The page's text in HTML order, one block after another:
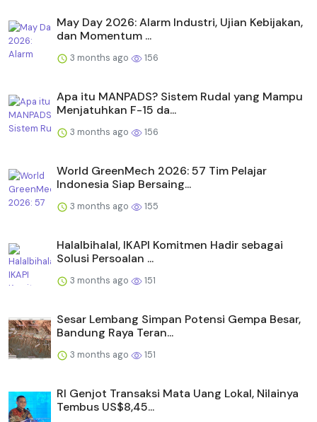
May Day 2026: Alarm Industri, Ujian Kebijakan,
dan Momentum ...
3 months ago 156
Apa itu MANPADS? Sistem Rudal yang Mampu
Menjatuhkan F-15 da...
3 months ago 156
World GreenMech 2026: 57 Tim Pelajar
Indonesia Siap Bersaing...
3 months ago 155
Halalbihalal, IKAPI Komitmen Hadir sebagai
Solusi Persoalan ...
3 months ago 151
Sesar Lembang Simpan Potensi Gempa Besar,
Bandung Raya Teran...
3 months ago 151
RI Genjot Transaksi Mata Uang Lokal, Nilainya
Tembus US$8,45...